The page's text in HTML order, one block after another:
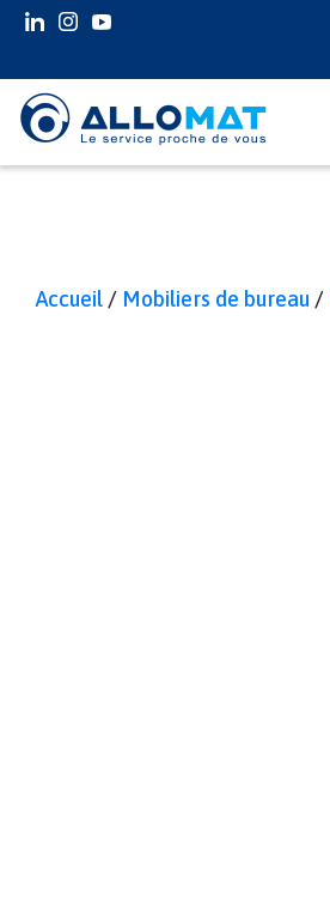
INSTAGRAM
INSTAGRAM
Accueil / Mobiliers de bureau /